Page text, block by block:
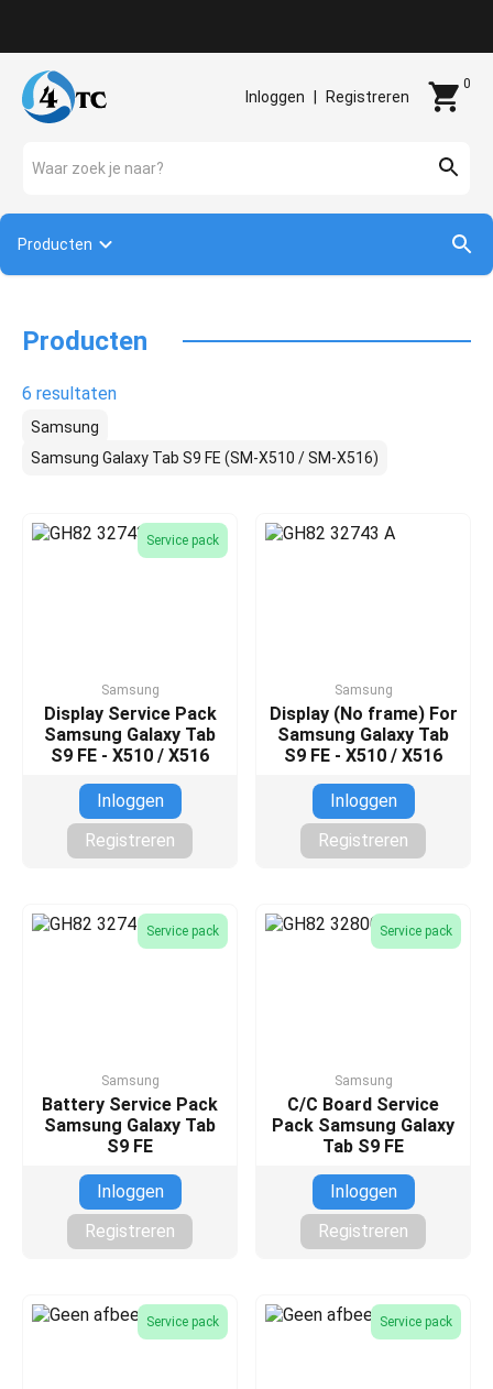
Inloggen Registreren
0
Waar zoek je naar?
Producten
Producten
6 resultaten
Samsung
Samsung Galaxy Tab S9 FE (SM-X510 / SM-X516)
Service pack
Samsung
Display Service Pack
Samsung Galaxy Tab
S9 FE - X510 / X516
Inloggen
Registreren
Samsung
Display (No frame) For
Samsung Galaxy Tab
S9 FE - X510 / X516
Inloggen
Registreren
Service pack
Samsung
Battery Service Pack
Samsung Galaxy Tab
S9 FE
Inloggen
Registreren
Service pack
Samsung
C/C Board Service
Pack Samsung Galaxy
Tab S9 FE
Inloggen
Registreren
Service pack Service pack